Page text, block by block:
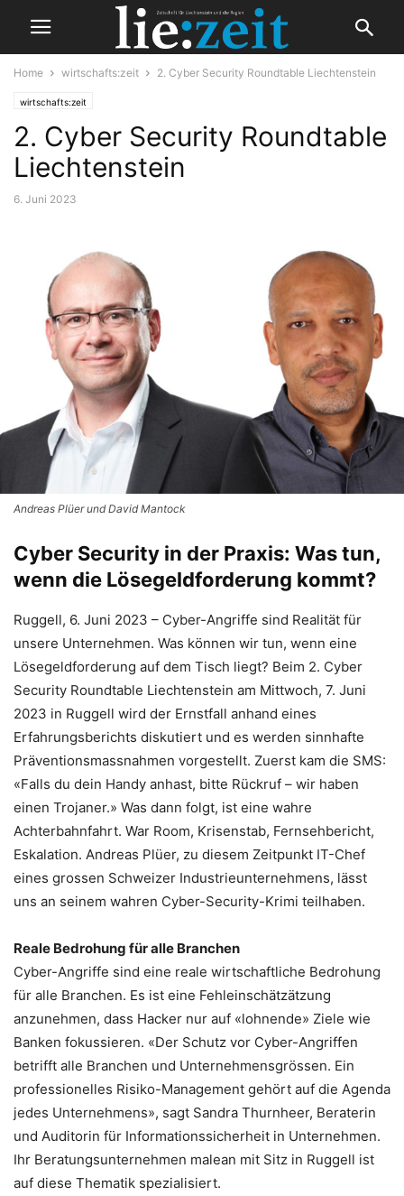
Home wirtschafts:zeit 2. Cyber Security Roundtable Liechtenstein
wirtschafts:zeit
2. Cyber Security Roundtable
Liechtenstein
6. Juni 2023
Andreas Plüer und David Mantock
Cyber Security in der Praxis: Was tun,
wenn die Lösegeldforderung kommt?
Ruggell, 6. Juni 2023 – Cyber-Angriffe sind Realität für
unsere Unternehmen. Was können wir tun, wenn eine
Lösegeldforderung auf dem Tisch liegt? Beim 2. Cyber
Security Roundtable Liechtenstein am Mittwoch, 7. Juni
2023 in Ruggell wird der Ernstfall anhand eines
Erfahrungsberichts diskutiert und es werden sinnhafte
Präventionsmassnahmen vorgestellt. Zuerst kam die SMS:
«Falls du dein Handy anhast, bitte Rückruf – wir haben
einen Trojaner.» Was dann folgt, ist eine wahre
Achterbahnfahrt. War Room, Krisenstab, Fernsehbericht,
Eskalation. Andreas Plüer, zu diesem Zeitpunkt IT-Chef
eines grossen Schweizer Industrieunternehmens, lässt
uns an seinem wahren Cyber-Security-Krimi teilhaben.
Reale Bedrohung für alle Branchen
Cyber-Angriffe sind eine reale wirtschaftliche Bedrohung
für alle Branchen. Es ist eine Fehleinschätzätzung
anzunehmen, dass Hacker nur auf «lohnende» Ziele wie
Banken fokussieren. «Der Schutz vor Cyber-Angriffen
betrifft alle Branchen und Unternehmensgrössen. Ein
professionelles Risiko-Management gehört auf die Agenda
jedes Unternehmens», sagt Sandra Thurnheer, Beraterin
und Auditorin für Informationssicherheit in Unternehmen.
Ihr Beratungsunternehmen malean mit Sitz in Ruggell ist
auf diese Thematik spezialisiert.